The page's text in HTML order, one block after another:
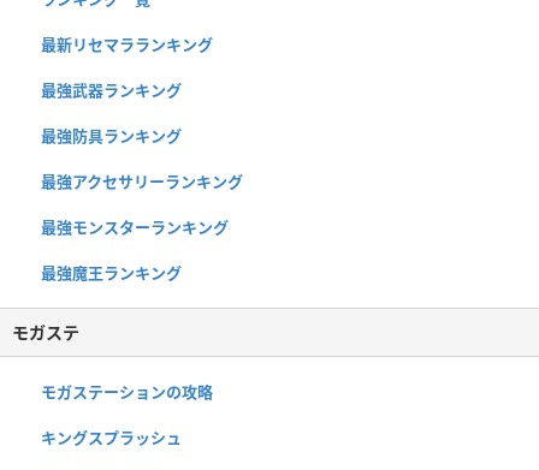
最新リセマラランキング
最強武器ランキング
最強防具ランキング
最強アクセサリーランキング
最強モンスターランキング
最強魔王ランキング
モガステ
モガステーションの攻略
キングスプラッシュ